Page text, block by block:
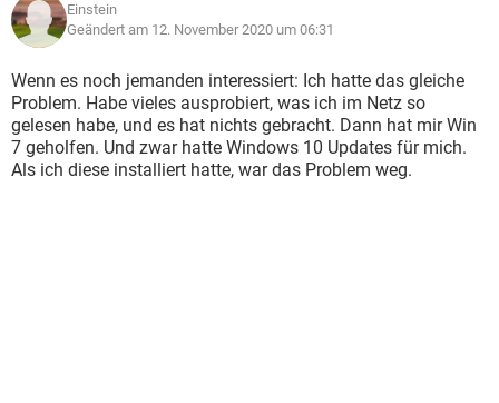
Einstein
Geändert am 12. November 2020 um 06:31
Wenn es noch jemanden interessiert: Ich hatte das gleiche
Problem. Habe vieles ausprobiert, was ich im Netz so
gelesen habe, und es hat nichts gebracht. Dann hat mir Win
7 geholfen. Und zwar hatte Windows 10 Updates für mich.
Als ich diese installiert hatte, war das Problem weg.